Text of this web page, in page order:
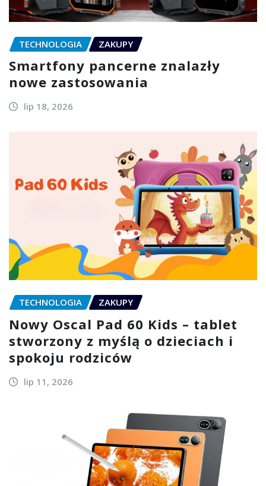
TECHNOLOGIA ZAKUPY
Smartfony pancerne znalazły
nowe zastosowania
lip 18, 2026
TECHNOLOGIA ZAKUPY
Nowy Oscal Pad 60 Kids – tablet
stworzony z myślą o dzieciach i
spokoju rodziców
lip 11, 2026